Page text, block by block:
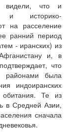
что и
и историко-
на расселение
ранний период
- иранских) из
и, в
что
районами была
индоиранских
Те из
в Средней Азии,
сначала